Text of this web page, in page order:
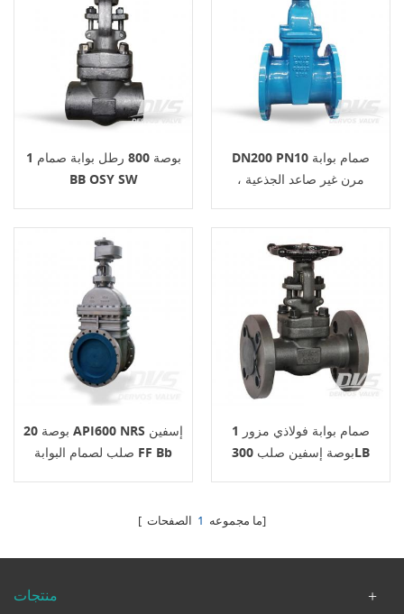
1 بوصة 800 رطل بوابة صمام
BB OSY SW
DN200 PN10 صمام بوابة
مرن غير صاعد الجذعية ،
20 بوصة API600 NRS إسفين
صلب لصمام البوابة FF Bb
صمام بوابة فولاذي مزور 1
بوصة إسفين صلب 300LB
[ ما مجموعه 1 الصفحات]
منتجات